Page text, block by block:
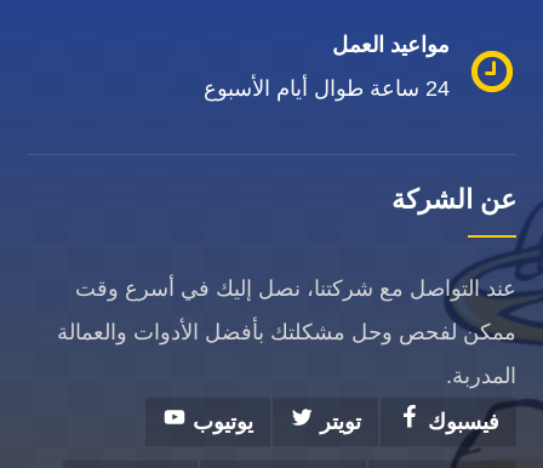
مواعيد العمل
24 ساعة طوال أيام الأسبوع
عن الشركة
عند التواصل مع شركتنا، نصل إليك في أسرع وقت
ممكن لفحص وحل مشكلتك بأفضل الأدوات والعمالة
المدربة.
فيسبوك
تويتر يوتيوب